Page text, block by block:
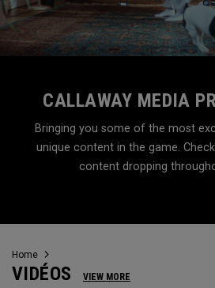
CALLAWAY MEDIA
Bringing you some of the most
unique content in the game.
content dropping
Home
VIDÉOS VIEW MORE